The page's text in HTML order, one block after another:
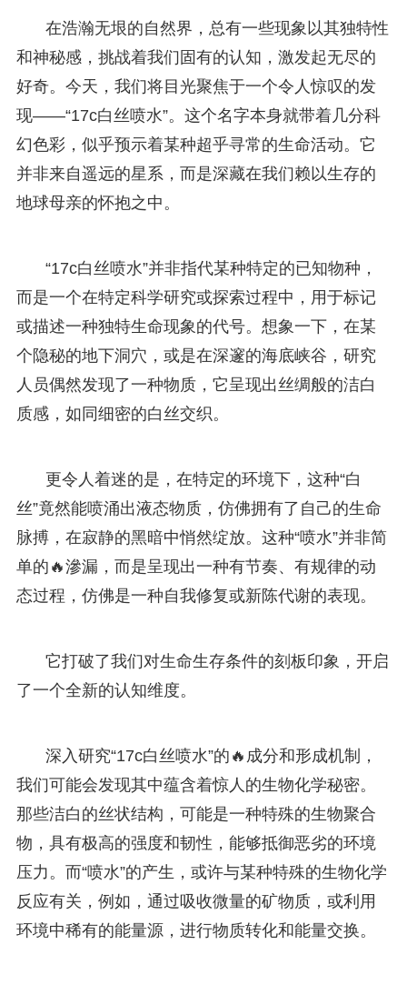
在浩瀚无垠的自然界，总有一些现象以其独特性
和神秘感，挑战着我们固有的认知，激发起无尽的
好奇。今天，我们将目光聚焦于一个令人惊叹的发
现——“17c白丝喷水”。这个名字本身就带着几分科
幻色彩，似乎预示着某种超乎寻常的生命活动。它
并非来自遥远的星系，而是深藏在我们赖以生存的
地球母亲的怀抱之中。
“17c白丝喷水”并非指代某种特定的已知物种，
而是一个在特定科学研究或探索过程中，用于标记
或描述一种独特生命现象的代号。想象一下，在某
个隐秘的地下洞穴，或是在深邃的海底峡谷，研究
人员偶然发现了一种物质，它呈现出丝绸般的洁白
质感，如同细密的白丝交织。
更令人着迷的是，在特定的环境下，这种“白
丝”竟然能喷涌出液态物质，仿佛拥有了自己的生命
脉搏，在寂静的黑暗中悄然绽放。这种“喷水”并非简
单的🔥滲漏，而是呈现出一种有节奏、有规律的动
态过程，仿佛是一种自我修复或新陈代谢的表现。
它打破了我们对生命生存条件的刻板印象，开启
了一个全新的认知维度。
深入研究“17c白丝喷水”的🔥成分和形成机制，
我们可能会发现其中蕴含着惊人的生物化学秘密。
那些洁白的丝状结构，可能是一种特殊的生物聚合
物，具有极高的强度和韧性，能够抵御恶劣的环境
压力。而“喷水”的产生，或许与某种特殊的生物化学
反应有关，例如，通过吸收微量的矿物质，或利用
环境中稀有的能量源，进行物质转化和能量交换。